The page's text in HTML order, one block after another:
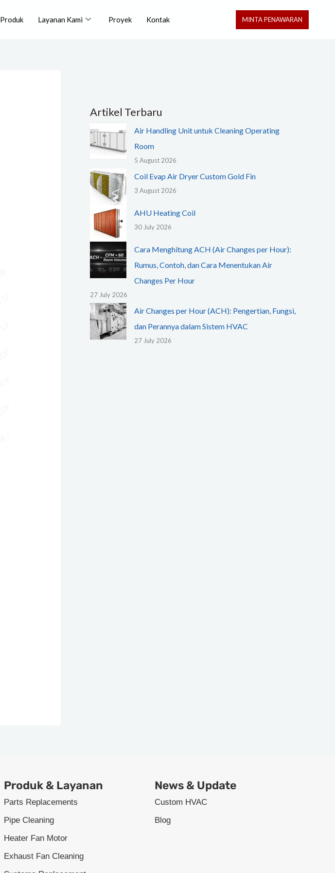
Produk Layanan Kami Proyek Kontak MINTA PENAWARAN
Artikel Terbaru
Air Handling Unit untuk Cleaning Operating
Room
5 August 2026
Coil Evap Air Dryer Custom Gold Fin
3 August 2026
AHU Heating Coil
30 July 2026
Cara Menghitung ACH (Air Changes per Hour):
Rumus, Contoh, dan Cara Menentukan Air
Changes Per Hour
27 July 2026
Air Changes per Hour (ACH): Pengertian, Fungsi,
dan Perannya dalam Sistem HVAC
27 July 2026
Produk & Layanan
Parts Replacements
Pipe Cleaning
Heater Fan Motor
Exhaust Fan Cleaning
News & Update
Custom HVAC
Blog